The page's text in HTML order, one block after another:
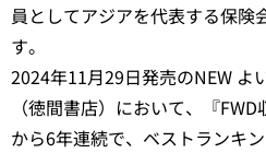
員としてアジアを代表する保険
す。
2024年11月29日発売のNEW よ
（徳間書店）において、『
から6年連続で、ベストランキ